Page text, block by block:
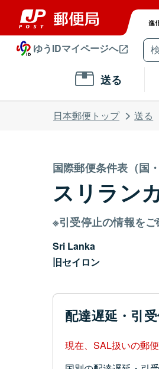
ゆうIDマイページへ
送る
日本郵便トップ 送る
国際郵便条件表（国
スリラン
※引受停止の情報をご
Sri Lanka
旧セイロン
配達遅延・引
現在、SAL扱いの郵